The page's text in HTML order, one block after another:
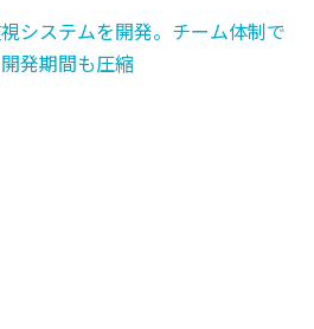
システムを開発。チーム体制で
発期間も圧縮